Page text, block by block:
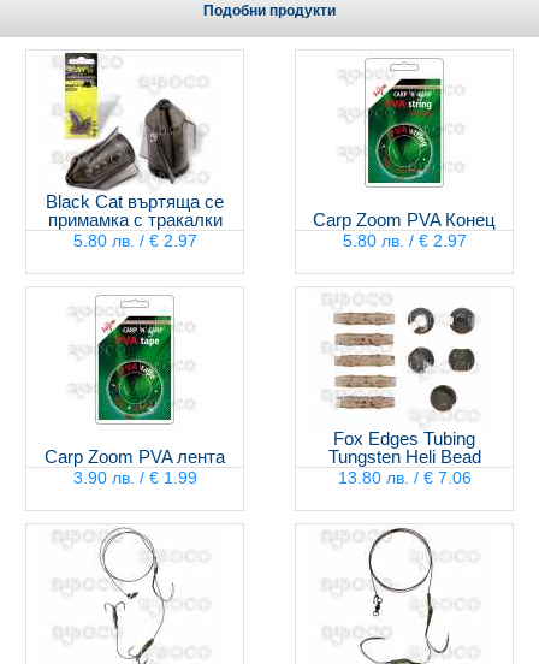
Подобни продукти
Black Cat въртяща се
примамка с тракалки
5.80 лв. / € 2.97
Carp Zoom PVA Конец
5.80 лв. / € 2.97
Carp Zoom PVA лента
3.90 лв. / € 1.99
Fox Edges Tubing
Tungsten Heli Bead
13.80 лв. / € 7.06